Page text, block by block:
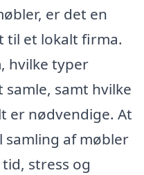
er det en
til et lokalt firma.
hvilke typer
samt hvilke
er nødvendige. At
af møbler
stress og